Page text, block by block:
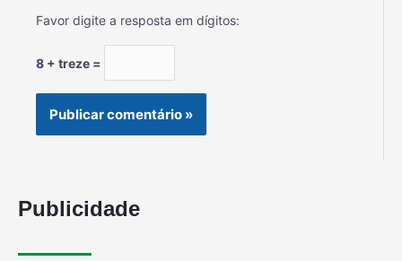
Favor digite a resposta em dígitos:
8 + treze =
Publicidade